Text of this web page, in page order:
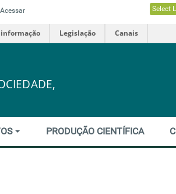
Acessar Select
informação Legislação Canais
PRODUÇÃO CIENTÍFICA